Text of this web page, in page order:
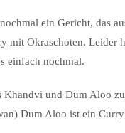
ein Gericht, das
mit Okraschoten. Leider
einfach nochmal.
Khandvi und Dum Aloo
Dum Aloo ist ein